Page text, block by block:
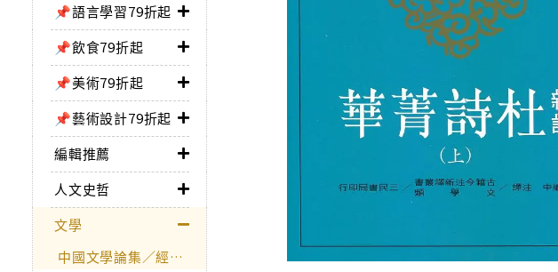
📌語言學習79折起
📌飲食79折起
📌美術79折起
📌藝術設計79折起
編輯推薦
人文史哲
文學
中國文學論集／經典作品